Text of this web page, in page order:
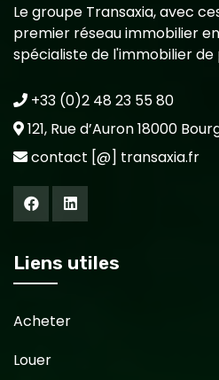
Le groupe Transaxia, avec
premier réseau immobilier
spécialiste de l'immobilier de
+33 (0)2 48 23 55 80
121, Rue d’Auron 18000
contact [@] transaxia.fr
Liens utiles
Acheter
Louer